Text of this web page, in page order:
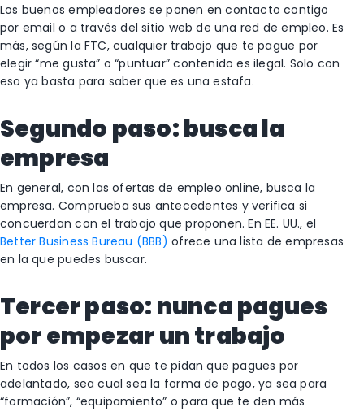
Los buenos empleadores se ponen en contacto contigo
por email o a través del sitio web de una red de empleo. Es
más, según la FTC, cualquier trabajo que te pague por
elegir “me gusta” o “puntuar” contenido es ilegal. Solo con
eso ya basta para saber que es una estafa.
Segundo paso: busca la
empresa
En general, con las ofertas de empleo online, busca la
empresa. Comprueba sus antecedentes y verifica si
concuerdan con el trabajo que proponen. En EE. UU., el
Better Business Bureau (BBB)ofrece una lista de empresas
en la que puedes buscar.
Tercer paso: nunca pagues
por empezar un trabajo
En todos los casos en que te pidan que pagues por
adelantado, sea cual sea la forma de pago, ya sea para
“formación”, “equipamiento” o para que te den más